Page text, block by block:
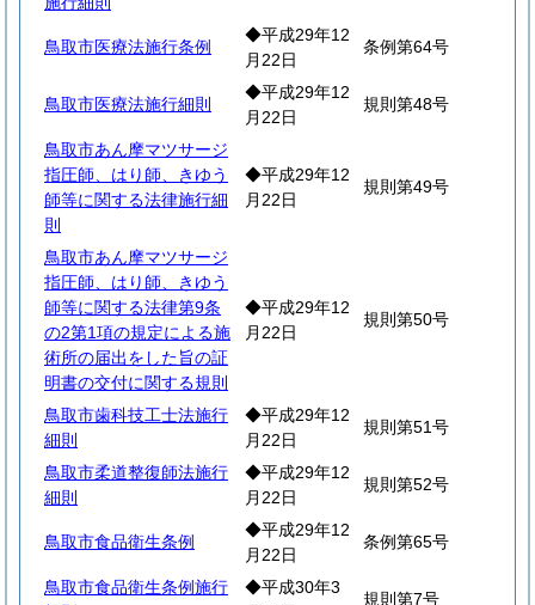
鳥取市医療法施行条例
◆平成29年12
月22日
条例第64号
鳥取市医療法施行細則
◆平成29年12
月22日
規則第48号
鳥取市あん摩マツサージ
指圧師、はり師、きゆう
師等に関する法律施行細
則
◆平成29年12
月22日
規則第49号
鳥取市あん摩マツサージ
指圧師、はり師、きゆう
師等に関する法律第9条
の2第1項の規定による施
術所の届出をした旨の証
明書の交付に関する規則
◆平成29年12
月22日
規則第50号
鳥取市歯科技工士法施行
細則
◆平成29年12
月22日
規則第51号
鳥取市柔道整復師法施行
細則
◆平成29年12
月22日
規則第52号
鳥取市食品衛生条例
◆平成29年12
月22日
条例第65号
鳥取市食品衛生条例施行
◆平成30年3
規則第7号